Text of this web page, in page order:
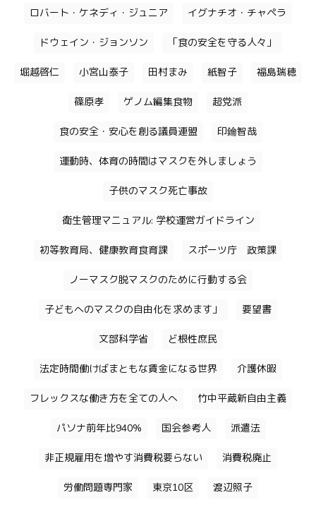
ロバート・ケネディ・ジュニア イグナチオ・チャペラ
ドウェイン・ジョンソン 「食の安全を守る人々」
堀越啓仁 小宮山泰子 田村まみ 紙智子 福島瑞穂
篠原孝 ゲノム編集食物 超党派
食の安全・安心を創る議員連盟 印鑰智哉
運動時、体育の時間はマスクを外しましょう
子供のマスク死亡事故
衛生管理マニュアル: 学校運営ガイドライン
初等教育局、健康教育食育課 スポーツ庁 政策課
ノーマスク脱マスクのために行動する会
子どもへのマスクの自由化を求めます」 要望書
文部科学省 ど根性庶民
法定時間働けばまともな賃金になる世界 介護休暇
フレックスな働き方を全ての人へ 竹中平蔵新自由主義
パソナ前年比940% 国会参考人 派遣法
非正規雇用を増やす消費税要らない 消費税廃止
労働問題専門家 東京10区 渡辺照子